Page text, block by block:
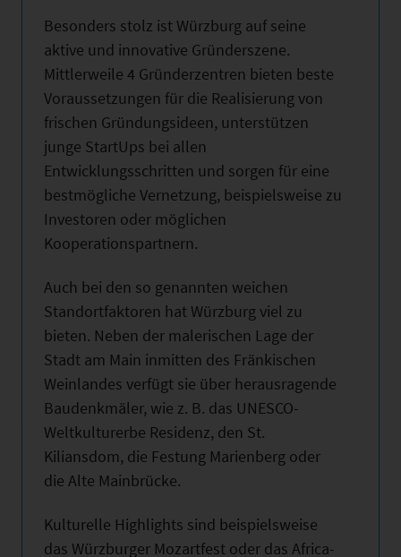
Besonders stolz ist Würzburg auf seine
aktive und innovative Gründerszene.
Mittlerweile 4 Gründerzentren bieten beste
Voraussetzungen für die Realisierung von
frischen Gründungsideen, unterstützen
junge StartUps bei allen
Entwicklungsschritten und sorgen für eine
bestmögliche Vernetzung, beispielsweise zu
Investoren oder möglichen
Kooperationspartnern.
Auch bei den so genannten weichen
Standortfaktoren hat Würzburg viel zu
bieten. Neben der malerischen Lage der
Stadt am Main inmitten des Fränkischen
Weinlandes verfügt sie über herausragende
Baudenkmäler, wie z. B. das UNESCO-
Weltkulturerbe Residenz, den St.
Kiliansdom, die Festung Marienberg oder
die Alte Mainbrücke.
Kulturelle Highlights sind beispielsweise
das Würzburger Mozartfest oder das Africa-